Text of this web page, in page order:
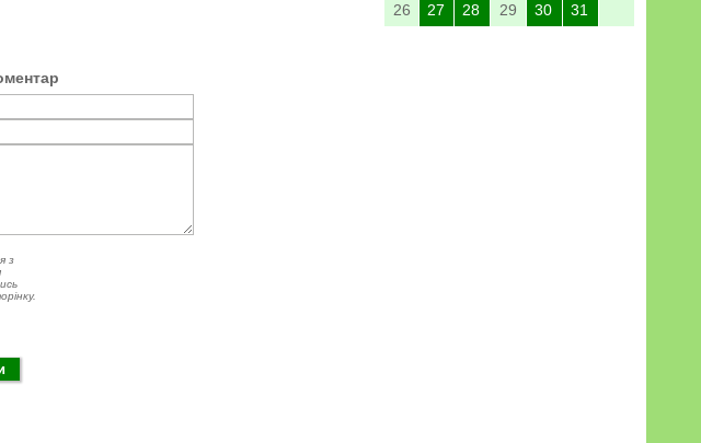
26
27 28 29 30 31
з